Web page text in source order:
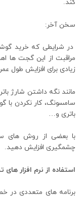
کند.
سخن آخر:
در شرایطی که خرید
مراقبت از این گجت ها
زیادی برای افزایش طول
سامسونگ، کار نکردن
باتری و…
با بعضی از روش های
چشمگیری افزایش دهید.
استفاده از نرم افزار
برنامه های متعددی در